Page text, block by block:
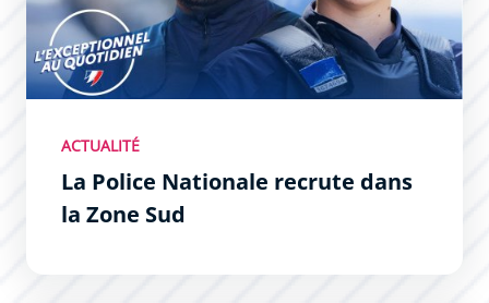
ACTUALITÉ
La Police Nationale recrute dans
la Zone Sud